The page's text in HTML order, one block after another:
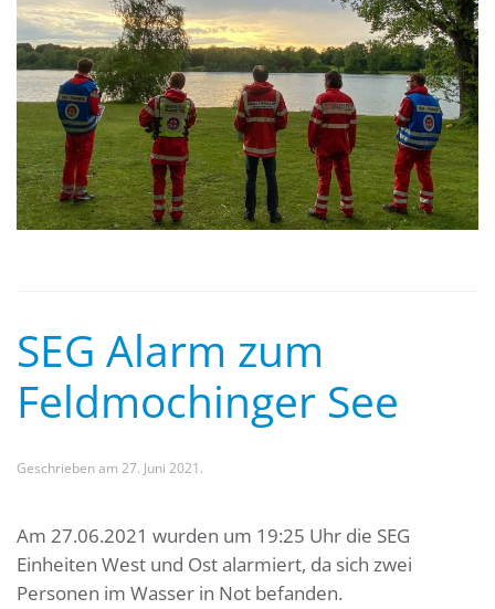
SEG Alarm zum
Feldmochinger See
Geschrieben am 27. Juni 2021 .
Am 27.06.2021 wurden um 19:25 Uhr die SEG
Einheiten West und Ost alarmiert, da sich zwei
Personen im Wasser in Not befanden.